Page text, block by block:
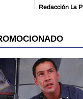
Redacción La